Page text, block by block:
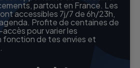
partout en France. Les
accessibles 7j/7 de 6h/23h,
Profite de centaines de
pour varier les
fonction de tes envies et